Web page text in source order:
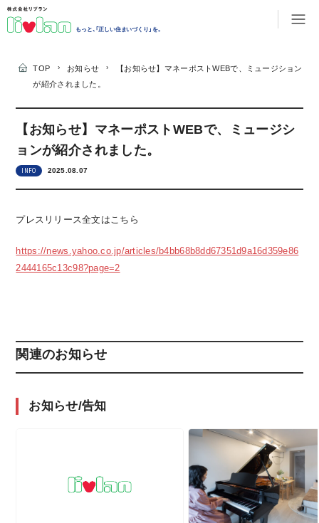
もっと、「正しい住まいづくり」を。
TOP › お知らせ ›
【お知らせ】マネーポストWEBで、ミュージション
が紹介されました。
【お知らせ】マネーポストWEBで、ミュージシ
ョンが紹介されました。
INFO 2025.08.07
プレスリリース全文はこちら
https://news.yahoo.co.jp/articles/b4bb68b8dd67351d9a16d359e86
2444165c13c98?page=2
関連のお知らせ
お知らせ/告知